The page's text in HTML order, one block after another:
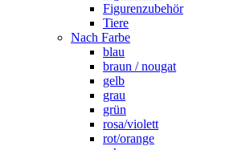
Figurenzubehör
Tiere
Nach Farbe
blau
braun / nougat
gelb
grau
grün
rosa/violett
rot/orange